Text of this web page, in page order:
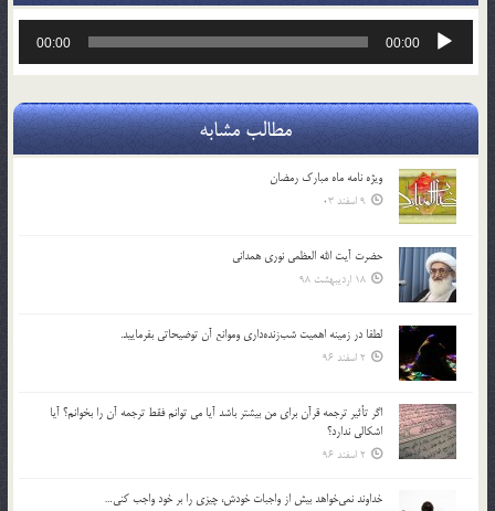
پخش‌کننده
00:00
00:00
مطالب مشابه
ویژه نامه ماه مبارک رمضان
9 اسفند 03
حضرت آیت الله العظمی نوری همدانی
18 اردیبهشت 98
لطفا در زمينه اهميت شب‌زنده‌داري وموانع آن توضيحاتي بفرماييد.
2 اسفند 96
اگر تأثير ترجمه قرآن براي من بيشتر باشد آيا مي توانم فقط ترجمه آن را بخوانم؟ آيا
اشكالي ندارد؟
2 اسفند 96
خداوند نمي‌خواهد بيش از واجبات خودش، چيزي را بر خود واجب كني…